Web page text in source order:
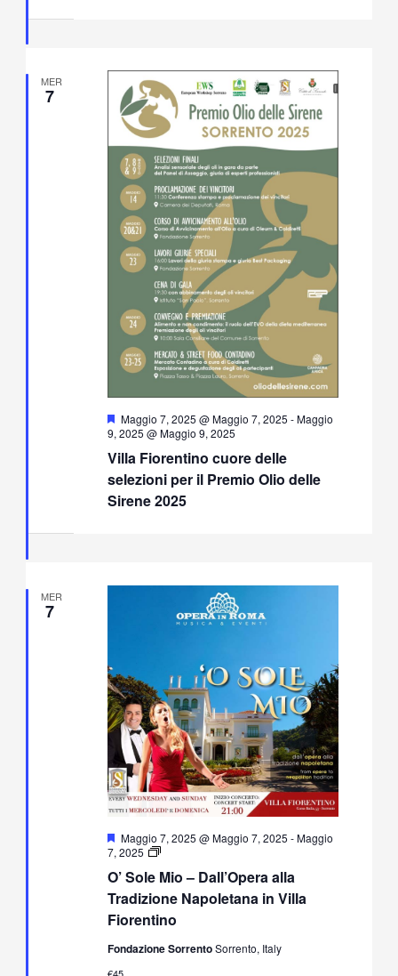
MER
7
Villa Fiorentino cuore delle
selezioni per il Premio Olio delle
Sirene 2025
Segnalati
Maggio 7, 2025 @ Maggio 7, 2025 -Maggio
9, 2025 @ Maggio 9, 2025
MER
7
O’ Sole Mio – Dall’Opera alla
Tradizione Napoletana in Villa
Fiorentino
Segnalati
Maggio 7, 2025 @ Maggio 7, 2025 -Maggio
7, 2025
O’
Mio
–
Dall’Opera
alla
Napoletana
Fondazione SorrentoSorrento, Italy